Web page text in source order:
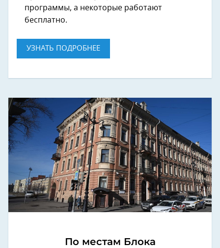
программы, а некоторые работают
бесплатно.
УЗНАТЬ ПОДРОБНЕЕ
По местам Блока